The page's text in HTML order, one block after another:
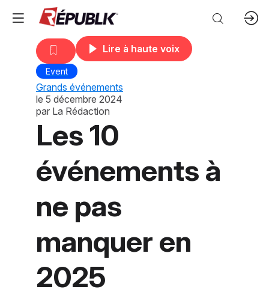
Lire à haute voix
Event
Grands événements
le 5 décembre 2024
par La Rédaction
Les 10
événements à
ne pas
manquer en
2025